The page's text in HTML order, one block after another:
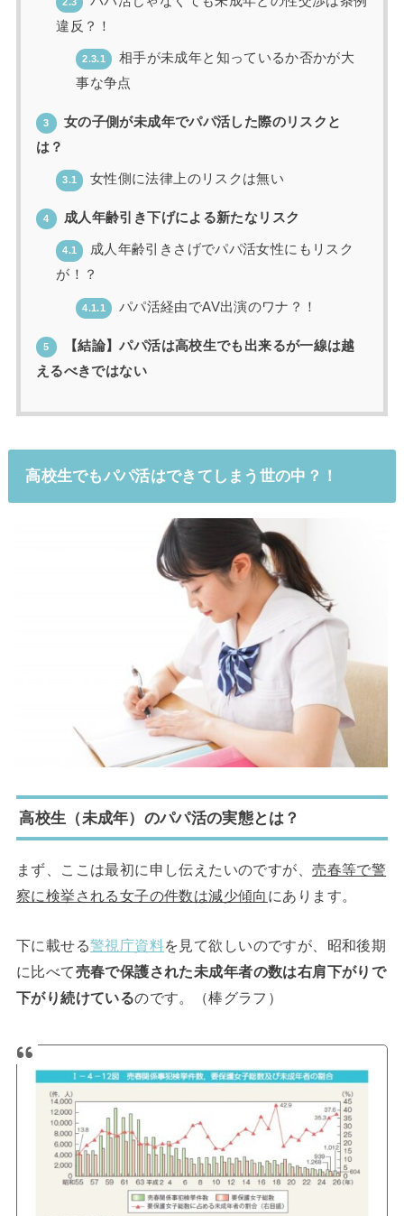
違反？！
2.3.1
相手が未成年と知っているか否かが大
事な争点
3
女の子側が未成年でパパ活した際のリスクと
は？
3.1 女性側に法律上のリスクは無い
4 成人年齢引き下げによる新たなリスク
4.1
成人年齢引きさげでパパ活女性にもリスク
が！？
4.1.1 パパ活経由でAV出演のワナ？！
5
【結論】パパ活は高校生でも出来るが一線は越
えるべきではない
高校生でもパパ活はできてしまう世の中？！
高校生（未成年）のパパ活の実態とは？
まず、ここは最初に申し伝えたいのですが、売春等で警
察に検挙される女子の件数は減少傾向 にあります。
下に載せる警視庁資料を見て欲しいのですが、昭和後期
に比べて売春で保護された未成年者の数は右肩下がりで
下がり続けているのです。（棒グラフ）